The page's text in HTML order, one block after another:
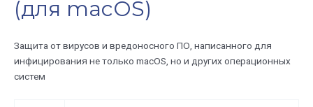
(для macOS)
Защита от вирусов и вредоносного ПО, написанного для
инфицирования не только macOS, но и других операционных
систем